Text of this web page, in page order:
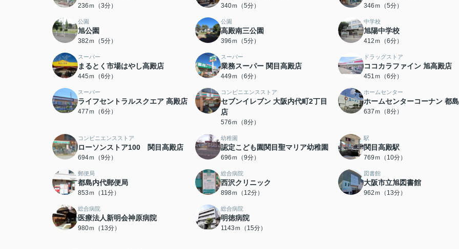
236ｍ（3分） 340ｍ（5分） 346ｍ（5分）
公園
旭公園
382ｍ（5分）
公園
高殿南三公園
396ｍ（5分）
中学校
旭陽中学校
412ｍ（6分）
スーパー
まるとく市場はやし高殿店
445ｍ（6分）
スーパー
業務スーパー 関目高殿店
449ｍ（6分）
ドラッグストア
ココカラファイン 旭高殿店
451ｍ（6分）
スーパー
ライフセントラルスクエア 高殿店
477ｍ（6分）
コンビニエンスストア
セブンイレブン 大阪内代町2丁目
店
576ｍ（8分）
ホームセンター
ホームセンターコーナン 都
637ｍ（8分）
コンビニエンスストア
ローソンストア100 関目高殿店
694ｍ（9分）
幼稚園
認定こども園関目聖マリア幼稚園
696ｍ（9分）
駅
関目高殿駅
769ｍ（10分）
郵便局
都島内代郵便局
853ｍ（11分）
総合病院
西沢クリニック
898ｍ（12分）
図書館
大阪市立旭図書館
962ｍ（13分）
総合病院
医療法人新明会神原病院
980ｍ（13分）
総合病院
明徳病院
1143ｍ（15分）